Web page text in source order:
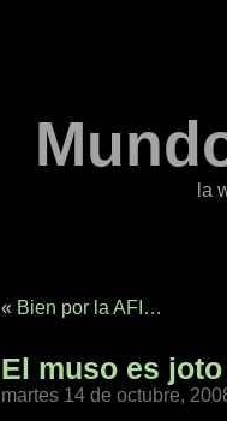
la
« Bien por la AFI…
El muso es joto
martes 14 de octubre,